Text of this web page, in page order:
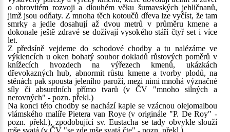
o obrovitém rozvoji a dlouhém věku šumavských jehličnanů,
jimž jsou odňaty. Z mnoha těch kotoučů dřeva lze vyčíst, že tam
smrky a jedle dosahují až dvou metrů v průměru kmene a
dokonale ještě zdravé se dožívají vysokého stáří čtyř set i více
let.
Z předsíně vejdeme do schodové chodby a tu nalézáme ve
výklencích u oken bohatý soubor dokladů růstových poměrů v
knížecích hvozdech na výřezech kmenů, ukázkách
dřevokazných hub, abnormit růstu kmene a tvorby plodů, na
stěnách pak spousta jeleního paroží, mezi nimi mnohá význačné
síly či absurdních přímo tvarů (v ČV "mnoho silných a
nerovných" - pozn. překl.)
Na konci této chodby se nachází kaple se vzácnou olejomalbou
vlámského malíře Pietera van Roye (v originále "P. De Roy" -
pozn. překl.), zpodobující sv. Eustacha se tady obvykle slouží
mše svatá (v ČV "se zde mše svatá čte" - pozn. překl.)